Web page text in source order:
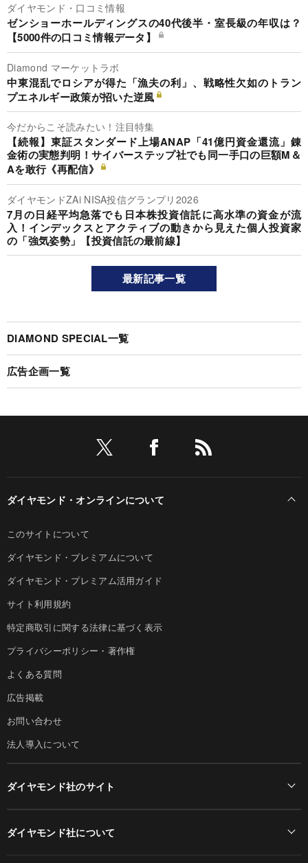
ダイヤモンド・口コミ情報
ゼンショーホールディングスの40代後半・室長級の年収は？
【5000件の口コミ情報データ】
Diamond マーケットラボ
中東混乱でロシアが得た「漁夫の利」、戦略性欠如のトラン
プエネルギー政策が招いた逆風
今だからこそ読みたい！注目特集
【続報】東証スタンダード上場ANAP「41億円資金還流」錬
金術の実態判明！サイバーステップ社でも同一手口の巨額M＆
Aを敢行《再配信》
ダイヤモンドZAi NISA投信グランプリ2026
7月の日経平均急落でも日本株投資信託に高水準の資金が流
入！インデックスとアクティブの動きから見えた個人投資家
の「強気姿勢」【投資信託の最前線】
最新記事一覧
DIAMOND SPECIAL一覧
広告企画一覧
ダイヤモンド・オンラインについて
このサイトについて
ダイヤモンド・プレミアムについて
ダイヤモンド・プレミアム活用ガイド
サイト利用規約
特定商取引に関する法律に基づく表示
プライバシーポリシー・著作権
よくある質問
広告掲載
お問い合わせ
法人導入について
ダイヤモンド社のサイト
ダイヤモンド社について